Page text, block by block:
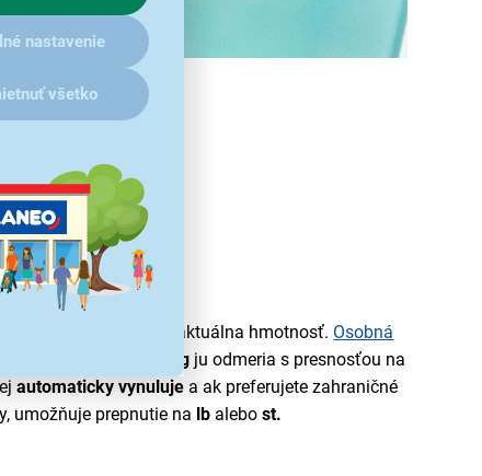
nastavenie
všetko
Presná a
pohotová
zistite, aká je Vaša aktuálna hmotnosť. Osobná
180 kg ju odmeria s presnosťou na
automaticky vynuluje a ak preferujete zahraničné
umožňuje prepnutie na lbalebo st.